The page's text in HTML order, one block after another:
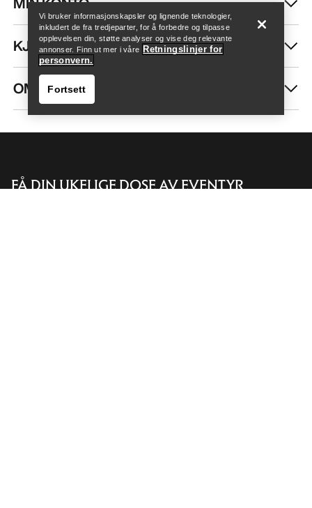
Finn butikk Help
KJØP MER
OM OSS
FÅ DIN UKELIGE DOSE AV EVENTYR
Vi bruker informasjonskapsler og lignende teknologier,
inkludert de fra tredjeparter, for å forbedre og tilpasse
opplevelsen din, støtte analyser og vise deg relevante
annonser. Finn ut mer i våre Retningslinjer for
personvern.
Fortsett